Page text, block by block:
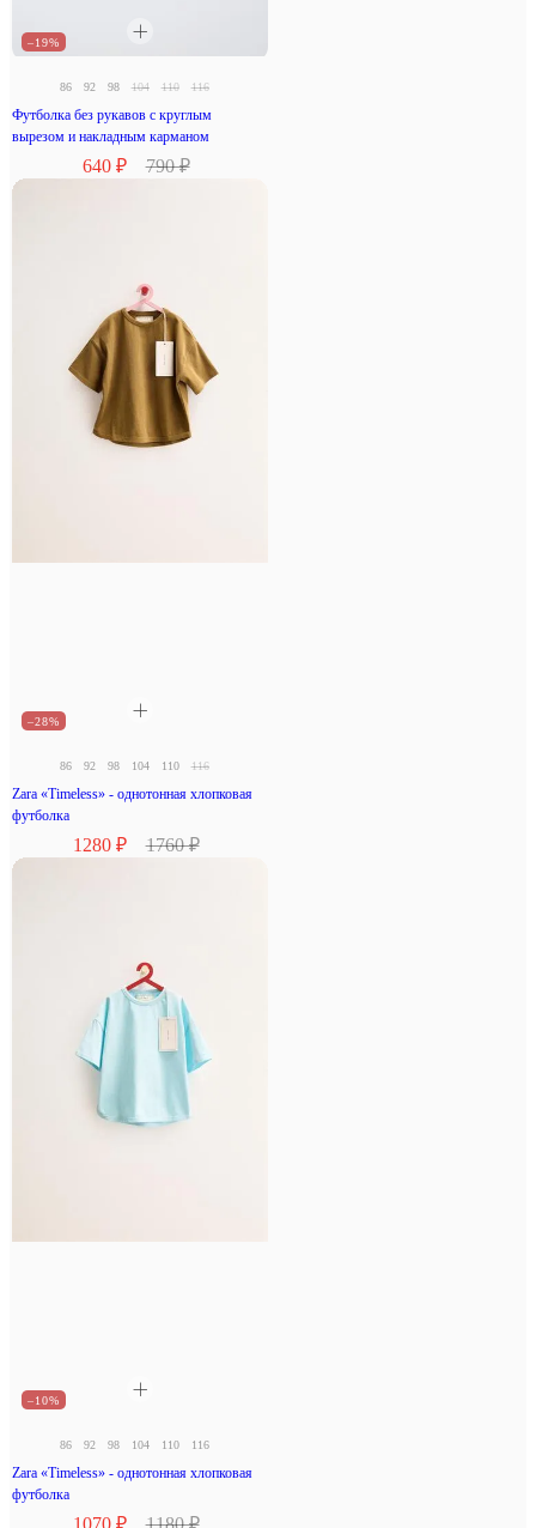
–19%
86 92 98 104 110 116
Футболка без рукавов с круглым
вырезом и накладным карманом
640 ₽ 790 ₽
–28%
86 92 98 104 110 116
Zara «Timeless» - однотонная хлопковая
футболка
1280 ₽ 1760 ₽
–10%
86 92 98 104 110 116
Zara «Timeless» - однотонная хлопковая
футболка
1070 ₽ 1180 ₽